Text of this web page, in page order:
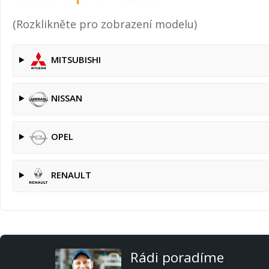
(Rozklikněte pro zobrazení modelu)
MITSUBISHI
NISSAN
OPEL
RENAULT
Rádi poradíme